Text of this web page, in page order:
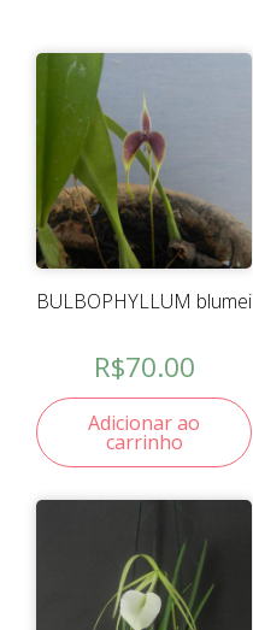
BULBOPHYLLUM blumei
R$70.00
Adicionar ao
carrinho